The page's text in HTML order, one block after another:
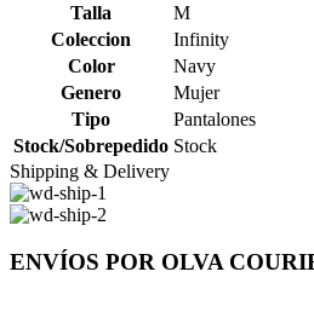
Talla
M
Coleccion
Infinity
Color
Navy
Genero
Mujer
Tipo
Pantalones
Stock/Sobrepedido Stock
Shipping & Delivery
ENVÍOS POR OLVA